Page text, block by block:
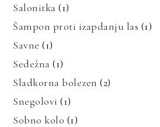
Salonitka (1)
Šampon proti izapdanju las (1)
Savne (1)
Sedežna (1)
Sladkorna bolezen (2)
Snegolovi (1)
Sobno kolo (1)